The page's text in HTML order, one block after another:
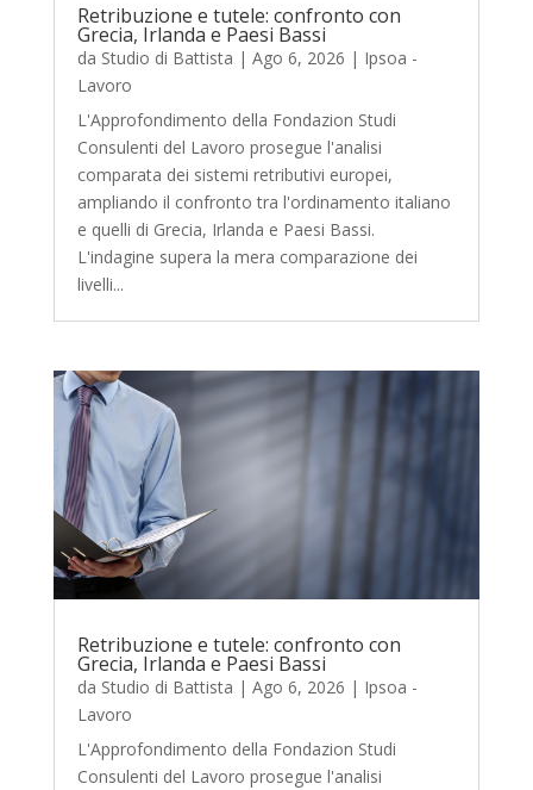
Retribuzione e tutele: confronto con
Grecia, Irlanda e Paesi Bassi
da Studio di Battista | Ago 6, 2026 | Ipsoa -
Lavoro
L'Approfondimento della Fondazion Studi
Consulenti del Lavoro prosegue l'analisi
comparata dei sistemi retributivi europei,
ampliando il confronto tra l'ordinamento italiano
e quelli di Grecia, Irlanda e Paesi Bassi.
L'indagine supera la mera comparazione dei
livelli...
Retribuzione e tutele: confronto con
Grecia, Irlanda e Paesi Bassi
da Studio di Battista | Ago 6, 2026 | Ipsoa -
Lavoro
L'Approfondimento della Fondazion Studi
Consulenti del Lavoro prosegue l'analisi